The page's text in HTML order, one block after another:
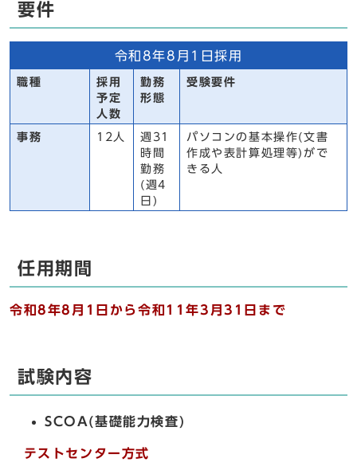
要件
令和8年8月1日採用
職種
採用
予定
人数
勤務
形態
受験要件
事務 12人
週31
時間
勤務
(週4
日)
パソコンの基本操作(文書
作成や表計算処理等)がで
きる人
任用期間
令和8年8月1日から令和11年3月31日まで
試験内容
SCOA(基礎能力検査)
テストセンター方式